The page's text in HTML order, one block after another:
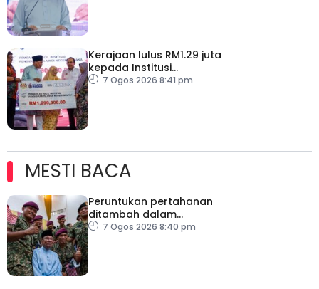
Kerajaan lulus RM1.29 juta
kepada Institusi
Pendidikan Islam Melaka
7 Ogos 2026 8:41 pm
MESTI BACA
Peruntukan pertahanan
ditambah dalam
Belanjawan 2027
7 Ogos 2026 8:40 pm